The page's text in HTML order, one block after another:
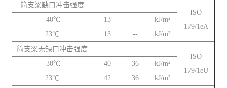
简支梁缺口冲击强度
ISO
179/1eA
-40℃ 13 --
kJ/m²
23℃
13 --
kJ/m²
简支梁无缺口冲击强度
ISO
179/1eU
-30℃ 40 36
kJ/m²
23℃
42 36
kJ/m²